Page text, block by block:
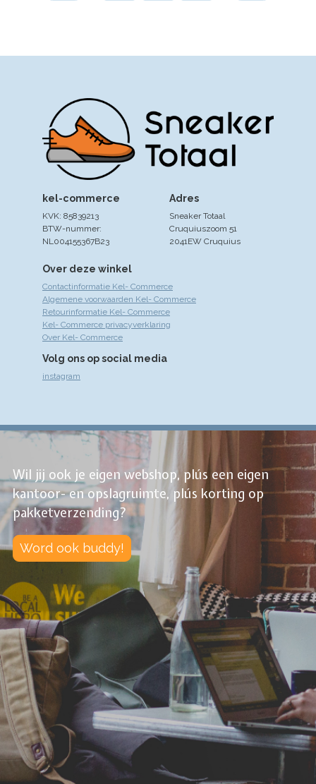
Over deze winkel
Contactinformatie Kel- Commerce
Algemene voorwaarden Kel- Commerce
Retourinformatie Kel- Commerce
Kel- Commerce privacyverklaring
Over Kel- Commerce
Volg ons op social media
instagram
Adres
Sneaker Totaal
Cruquiuszoom 51
2041EW Cruquius
kel-commerce
KVK: 85839213
BTW-nummer:
NL004155367B23
Wil jij ook je eigen webshop, plús een eigen
kantoor- en opslagruimte, plús korting op
pakketverzending?
Word ook buddy!